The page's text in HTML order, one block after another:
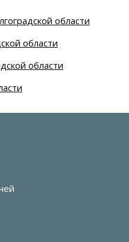
области
области
области